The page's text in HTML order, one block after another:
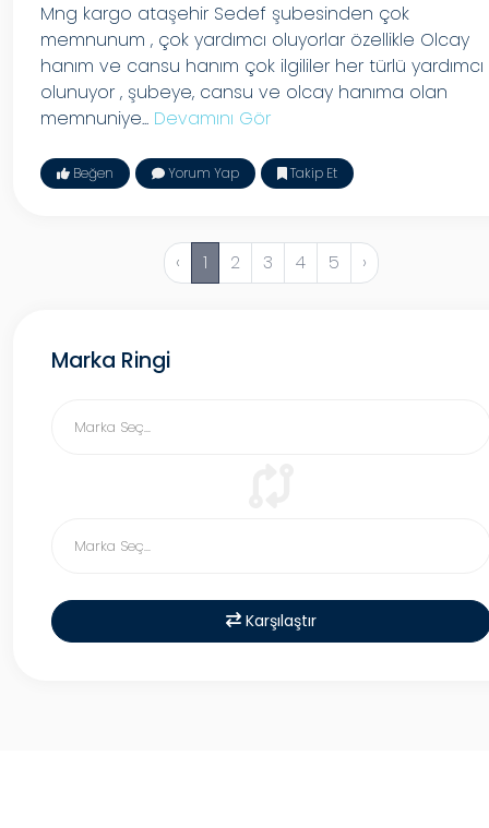
Mng kargo ataşehir Sedef şubesinden çok
memnunum , çok yardımcı oluyorlar özellikle Olcay
hanım ve cansu hanım çok ilgililer her türlü yardımcı
olunuyor , şubeye, cansu ve olcay hanıma olan
memnuniye... Devamını Gör
Beğen Yorum Yap Takip Et
‹ 1 2 3 4 5 ›
Marka Ringi
Karşılaştır